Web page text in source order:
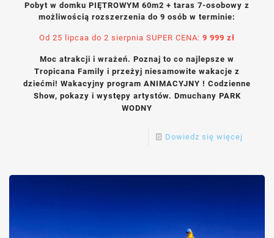
Pobyt w domku PIĘTROWYM 60m2 + taras 7-osobowy z
możliwością rozszerzenia do 9 osób w terminie:
Od 25 lipcaa do 2 sierpnia SUPER CENA: 9 999 zł
Moc atrakcji i wrażeń. Poznaj to co najlepsze w
Tropicana Family i przeżyj niesamowite wakacje z
dziećmi! Wakacyjny program ANIMACYJNY ! Codzienne
Show, pokazy i występy artystów. Dmuchany PARK
WODNY
Dowiedz się więcej